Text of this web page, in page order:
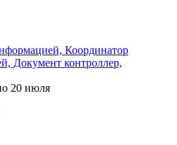
Координатор
Документ контроллер,
20 июля